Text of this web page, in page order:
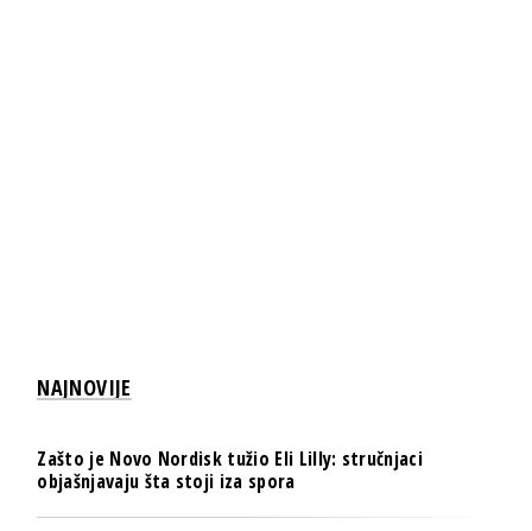
NAJNOVIJE
Zašto je Novo Nordisk tužio Eli Lilly: stručnjaci
objašnjavaju šta stoji iza spora